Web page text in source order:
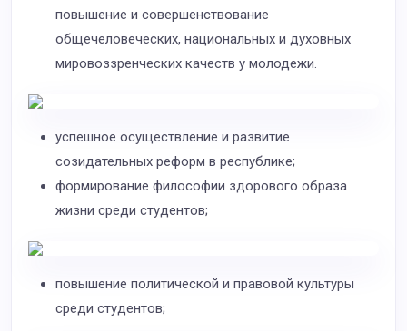
повышение и совершенствование
общечеловеческих, национальных и духовных
мировоззренческих качеств у молодежи.
успешное осуществление и развитие
созидательных реформ в республике;
формирование философии здорового образа
жизни среди студентов;
повышение политической и правовой культуры
среди студентов;